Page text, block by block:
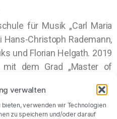
verwalten
bieten, verwenden wir Technologien
zu speichern und/oder darauf
für Musik „Carl Maria
Christoph Rademann,
und Florian Helgath. 2019
dem Grad „Master of
Chordirigieren ab.
„planlos
Bassgitarrist der